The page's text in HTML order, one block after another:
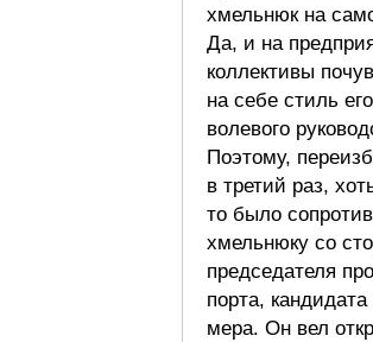
хмельнюк на
Да, и на
коллективы
на себе стиль
волевого
Поэтому,
в третий раз,
то было
хмельнюку со
председателя
порта, кандидата
мера. Он вел